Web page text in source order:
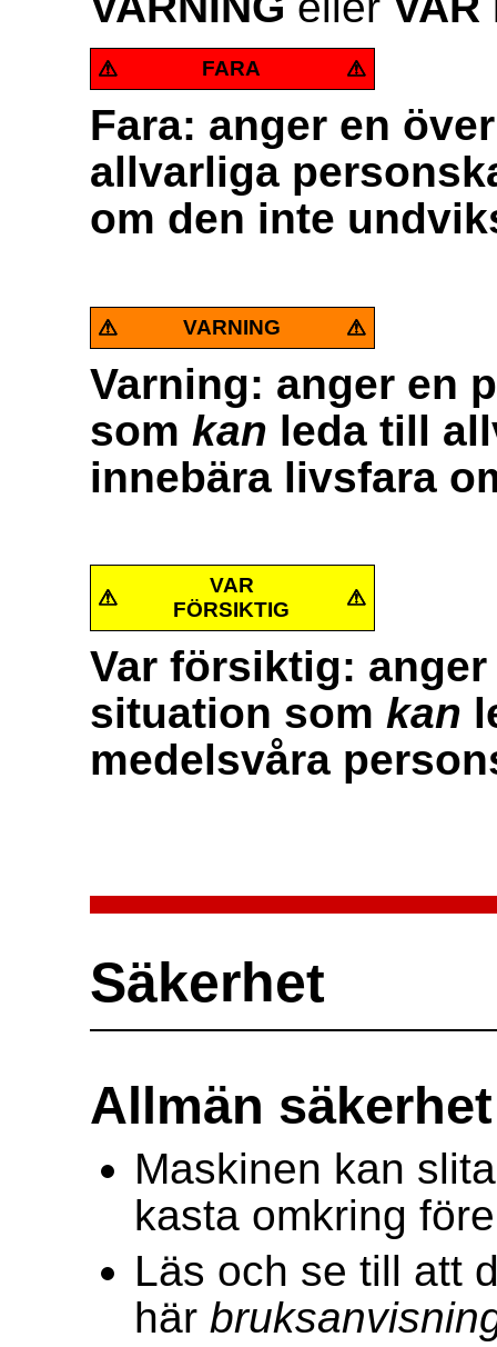
FARA
Fara: anger en
allvarliga
om den inte
VARNING
Varning: anger en
som kan leda till
innebära livsfara
VAR
FÖRSIKTIG
Var försiktig:
situation som kan
medelsvåra
Säkerhet
Allmän säkerhet
Maskinen kan
kasta omkring
Läs och se till att
här